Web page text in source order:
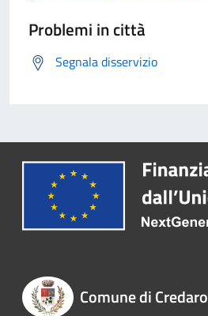
Problemi in città
Segnala disservizio
Comune di Credaro